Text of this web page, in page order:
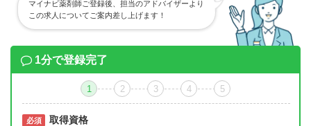
マイナビ薬剤師ご登録後、担当のアドバイザーより
この求人についてご案内差し上げます！
1分で登録完了
1 2 3 4 5
必須 取得資格